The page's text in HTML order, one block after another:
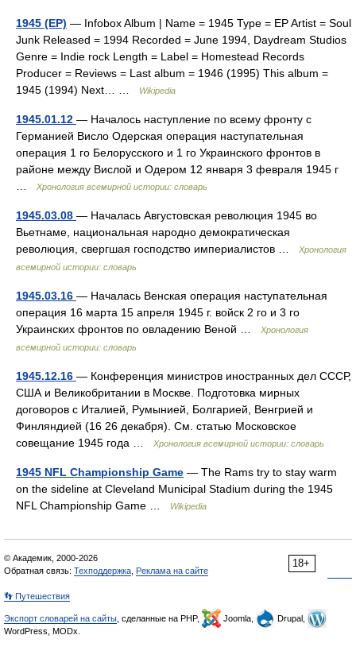
1945 (EP) — Infobox Album | Name = 1945 Type = EP Artist = Soul
Junk Released = 1994 Recorded = June 1994, Daydream Studios
Genre = Indie rock Length = Label = Homestead Records
Producer = Reviews = Last album = 1946 (1995) This album =
1945 (1994) Next… …
Wikipedia
1945.01.12 — Началось наступление по всему фронту с
Германией Висло Одерская операция наступательная
операция 1 го Белорусского и 1 го Украинского фронтов в
районе между Вислой и Одером 12 января 3 февраля 1945 г
Хронология всемирной истории: словарь
1945.03.08 — Началась Августовская революция 1945 во
Вьетнаме, национальная народно демократическая
революция, свергшая господство империалистов …
Хронология
всемирной истории: словарь
1945.03.16 — Началась Венская операция наступательная
операция 16 марта 15 апреля 1945 г. войск 2 го и 3 го
Украинских фронтов по овладению Веной …
Хронология
всемирной истории: словарь
1945.12.16 — Конференция министров иностранных дел СССР,
США и Великобритании в Москве. Подготовка мирных
договоров с Италией, Румынией, Болгарией, Венгрией и
Финляндией (16 26 декабря). См. статью Московское
совещание 1945 года …
Хронология всемирной истории: словарь
1945 NFL Championship Game — The Rams try to stay warm
on the sideline at Cleveland Municipal Stadium during the 1945
NFL Championship Game …
Wikipedia
18+
© Академик, 2000-2026
Обратная связь: Техподдержка Реклама на сайте
👣 Путешествия
Экспорт словарей на сайты , сделанные на PHP, Joomla,
Drupal,
WordPress, MODx.